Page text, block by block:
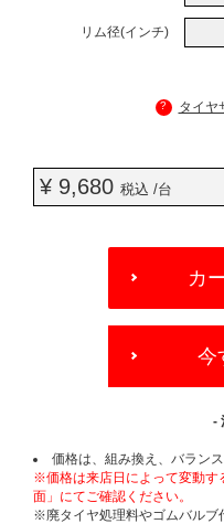
リム径(インチ)
? タイヤ
¥ 9,680 税込 /台
OPTIONS
カ
今
-
価格は、組み換え、バラン
※価格は来店日によって変動す
面」にてご確認ください。
※廃タイヤ処理料やゴムバルブ